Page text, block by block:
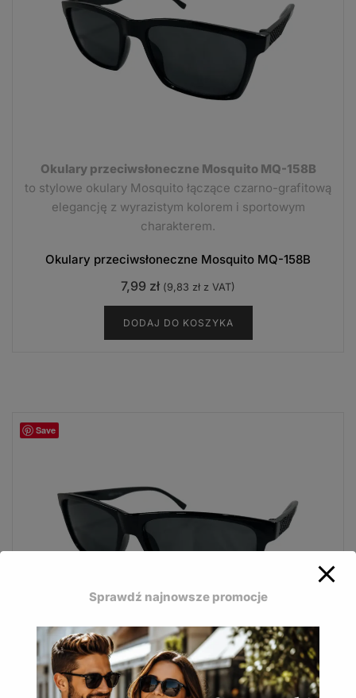
Okulary przeciwsłoneczne Mosquito MQ-158B
to stylowe okulary Mosquito łączące czarno-grafitową
elegancję z wyrazistym kolorem i sportowym
charakterem.
Okulary przeciwsłoneczne Mosquito MQ-158B
7,99 zł (9,83 zł z VAT)
DODAJ DO KOSZYKA
Save
Okulary przeciwsłoneczne Mosquito MQ-162B
to nowoczesne okulary przeciwsłoneczne z grafitową
Sprawdź najnowsze promocje